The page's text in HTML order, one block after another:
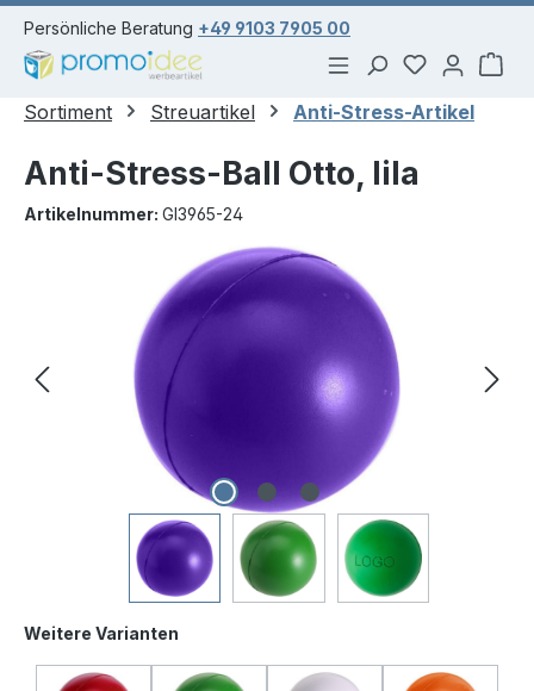
springen
Persönliche Beratung +49 9103 7905 00
Du hast 0
Sortiment Streuartikel Anti-Stress-Artikel
Anti-Stress-Ball Otto, lila
Artikelnummer: GI3965-24
Bildergalerie überspringen
Weitere Varianten